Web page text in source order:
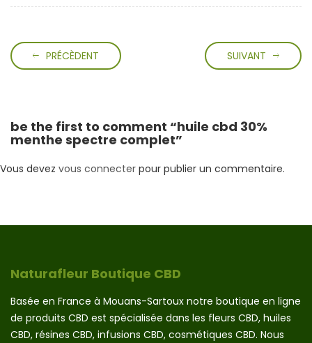
PRÉCÈDENT SUIVANT
be the first to comment “huile cbd 30%
menthe spectre complet”
Vous devez vous connecter pour publier un commentaire.
Naturafleur Boutique CBD
Basée en France à Mouans-Sartoux notre boutique en ligne
de produits CBD est spécialisée dans les fleurs CBD, huiles
CBD, résines CBD, infusions CBD, cosmétiques CBD. Nous